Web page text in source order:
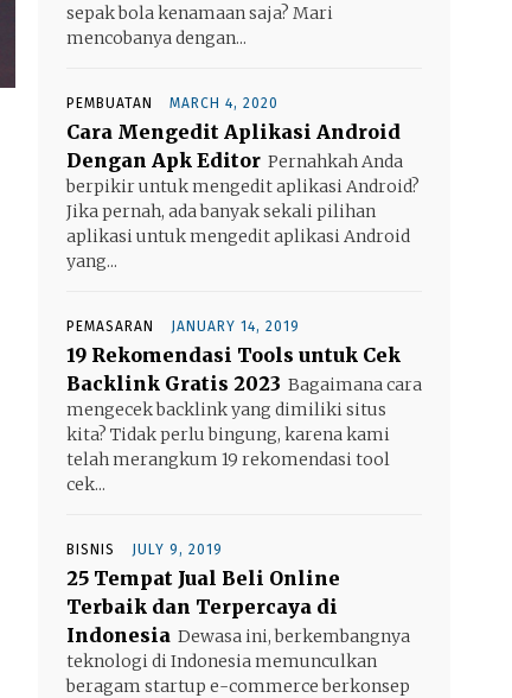
sepak bola kenamaan saja? Mari
mencobanya dengan...
PEMBUATAN MARCH 4, 2020
Cara Mengedit Aplikasi Android
Dengan Apk Editor Pernahkah Anda
berpikir untuk mengedit aplikasi Android?
Jika pernah, ada banyak sekali pilihan
aplikasi untuk mengedit aplikasi Android
yang...
PEMASARAN JANUARY 14, 2019
19 Rekomendasi Tools untuk Cek
Backlink Gratis 2023 Bagaimana cara
mengecek backlink yang dimiliki situs
kita? Tidak perlu bingung, karena kami
telah merangkum 19 rekomendasi tool
cek...
BISNIS JULY 9, 2019
25 Tempat Jual Beli Online
Terbaik dan Terpercaya di
Indonesia Dewasa ini, berkembangnya
teknologi di Indonesia memunculkan
beragam startup e-commerce berkonsep